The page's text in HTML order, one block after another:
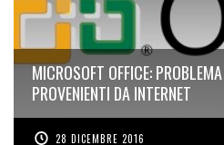
MICROSOFT OFFICE:
PROVENIENTI DA INTERNET
28 DICEMBRE 2016